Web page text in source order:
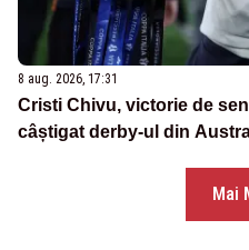
8 aug. 2026, 17:31
Cristi Chivu, victorie de
câștigat derby-ul din
Mai